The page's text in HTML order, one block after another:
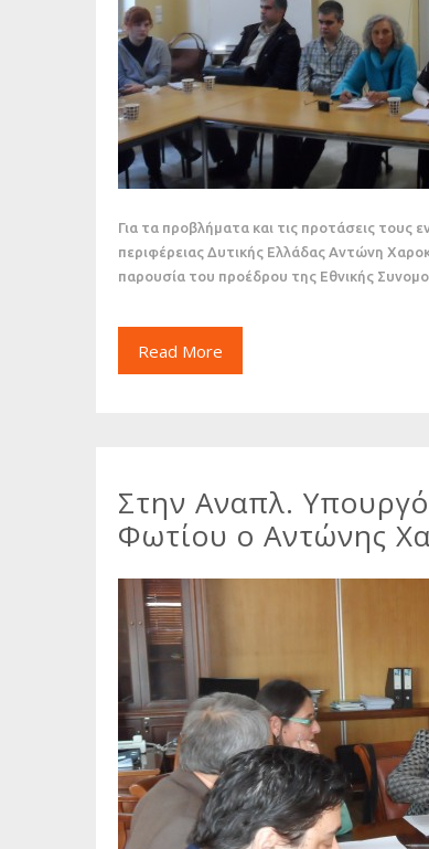
Για τα προβλήματα και τις προτάσεις τους
περιφέρειας Δυτικής Ελλάδας Αντώνη
παρουσία του προέδρου της Εθνικής
Read More
Στην Αναπλ.
Φωτίου ο Αντώνης